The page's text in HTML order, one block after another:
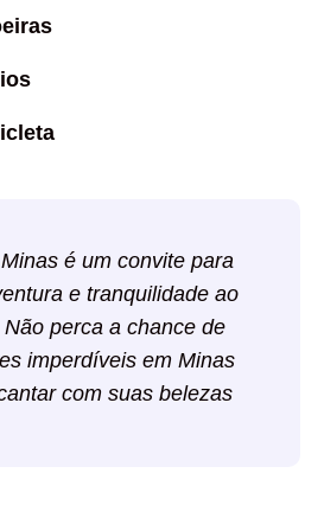
é um convite para
e tranquilidade ao
perca a chance de
imperdíveis em Minas
com suas belezas